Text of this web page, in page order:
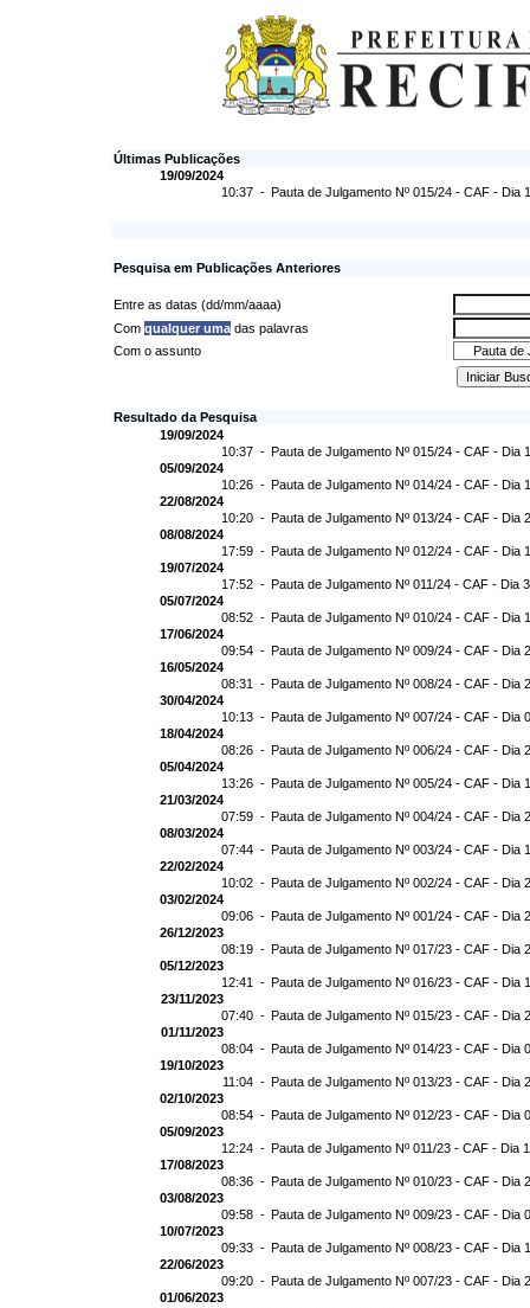
Últimas Publicações
19/09/2024
10:37 - Pauta de Julgamento Nº 015/24 - CAF - Dia
Pesquisa em Publicações Anteriores
Entre as datas (dd/mm/aaaa)
Com qualquer uma das palavras
Com o assunto
Resultado da Pesquisa
19/09/2024
10:37 - Pauta de Julgamento Nº 015/24 - CAF - Dia
05/09/2024
10:26 - Pauta de Julgamento Nº 014/24 - CAF - Dia
22/08/2024
10:20 - Pauta de Julgamento Nº 013/24 - CAF - Dia
08/08/2024
17:59 - Pauta de Julgamento Nº 012/24 - CAF - Dia
19/07/2024
17:52 - Pauta de Julgamento Nº 011/24 - CAF - Dia
05/07/2024
08:52 - Pauta de Julgamento Nº 010/24 - CAF - Dia
17/06/2024
09:54 - Pauta de Julgamento Nº 009/24 - CAF - Dia
16/05/2024
08:31 - Pauta de Julgamento Nº 008/24 - CAF - Dia
30/04/2024
10:13 - Pauta de Julgamento Nº 007/24 - CAF - Dia
18/04/2024
08:26 - Pauta de Julgamento Nº 006/24 - CAF - Dia
05/04/2024
13:26 - Pauta de Julgamento Nº 005/24 - CAF - Dia
21/03/2024
07:59 - Pauta de Julgamento Nº 004/24 - CAF - Dia
08/03/2024
07:44 - Pauta de Julgamento Nº 003/24 - CAF - Dia
22/02/2024
10:02 - Pauta de Julgamento Nº 002/24 - CAF - Dia
03/02/2024
09:06 - Pauta de Julgamento Nº 001/24 - CAF - Dia
26/12/2023
08:19 - Pauta de Julgamento Nº 017/23 - CAF - Dia
05/12/2023
12:41 - Pauta de Julgamento Nº 016/23 - CAF - Dia
23/11/2023
07:40 - Pauta de Julgamento Nº 015/23 - CAF - Dia
01/11/2023
08:04 - Pauta de Julgamento Nº 014/23 - CAF - Dia
19/10/2023
11:04 - Pauta de Julgamento Nº 013/23 - CAF - Dia
02/10/2023
08:54 - Pauta de Julgamento Nº 012/23 - CAF - Dia
05/09/2023
12:24 - Pauta de Julgamento Nº 011/23 - CAF - Dia
17/08/2023
08:36 - Pauta de Julgamento Nº 010/23 - CAF - Dia
03/08/2023
09:58 - Pauta de Julgamento Nº 009/23 - CAF - Dia
10/07/2023
09:33 - Pauta de Julgamento Nº 008/23 - CAF - Dia
22/06/2023
09:20 - Pauta de Julgamento Nº 007/23 - CAF - Dia
01/06/2023